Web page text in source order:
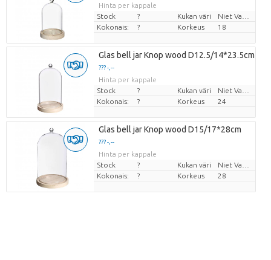
Hinta per kappale
Stock
? Kukan väri
Kokonais:
? Korkeus 18
Glas bell jar Knop wood D12.5/14*23.5cm
??? -,--
Hinta per kappale
Stock
? Kukan väri
Kokonais:
? Korkeus 24
Glas bell jar Knop wood D15/17*28cm
??? -,--
Hinta per kappale
Stock
? Kukan väri
Kokonais:
? Korkeus 28